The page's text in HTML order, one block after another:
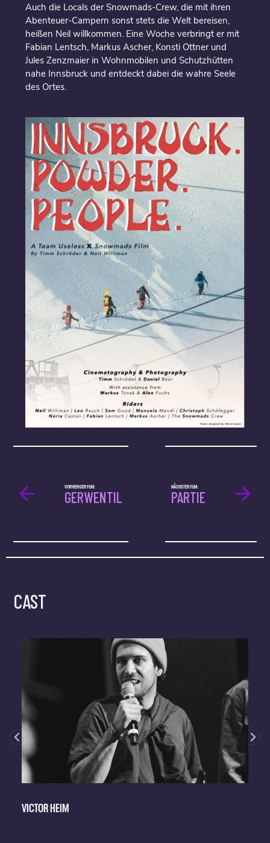
Auch die Locals der Snowmads-Crew, die mit ihren
Abenteuer-Campern sonst stets die Welt bereisen,
heißen Neil willkommen. Eine Woche verbringt er mit
Fabian Lentsch, Markus Ascher, Konsti Ottner und
Jules Zenzmaier in Wohnmobilen und Schutzhütten
nahe Innsbruck und entdeckt dabei die wahre Seele
des Ortes.
NÄCHSTER FILM:
PARTIE
VORHERIGER FILM:
GERWENTIL
CAST
VICTOR HEIM